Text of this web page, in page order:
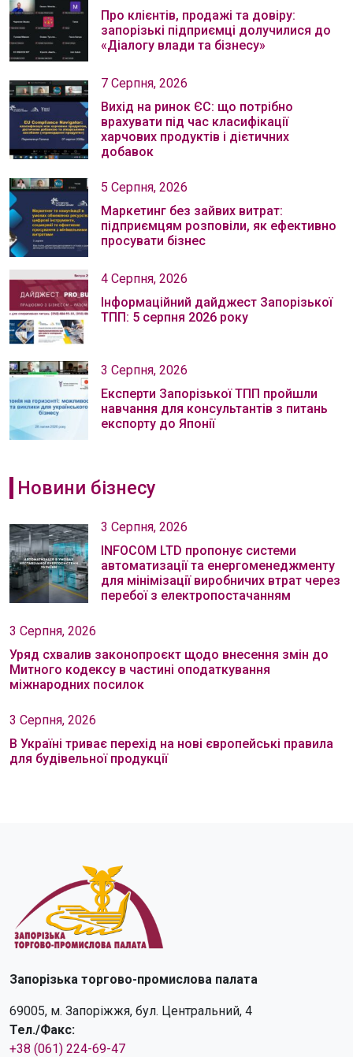
Про клієнтів, продажі та довіру:
запорізькі підприємці долучилися до
«Діалогу влади та бізнесу»
7 Серпня, 2026
Вихід на ринок ЄС: що потрібно
врахувати під час класифікації
харчових продуктів і дієтичних
добавок
5 Серпня, 2026
Маркетинг без зайвих витрат:
підприємцям розповіли, як ефективно
просувати бізнес
4 Серпня, 2026
Інформаційний дайджест Запорізької
ТПП: 5 серпня 2026 року
3 Серпня, 2026
Експерти Запорізької ТПП пройшли
навчання для консультантів з питань
експорту до Японії
Новини бізнесу
3 Серпня, 2026
INFOCOM LTD пропонує системи
автоматизації та енергоменеджменту
для мінімізації виробничих втрат через
перебої з електропостачанням
3 Серпня, 2026
Уряд схвалив законопроєкт щодо внесення змін до
Митного кодексу в частині оподаткування
міжнародних посилок
3 Серпня, 2026
В Україні триває перехід на нові європейські правила
для будівельної продукції
Запорізька торгово-промислова палата
69005, м. Запоріжжя, бул. Центральний, 4
Тел./Факс:
+38 (061) 224-69-47